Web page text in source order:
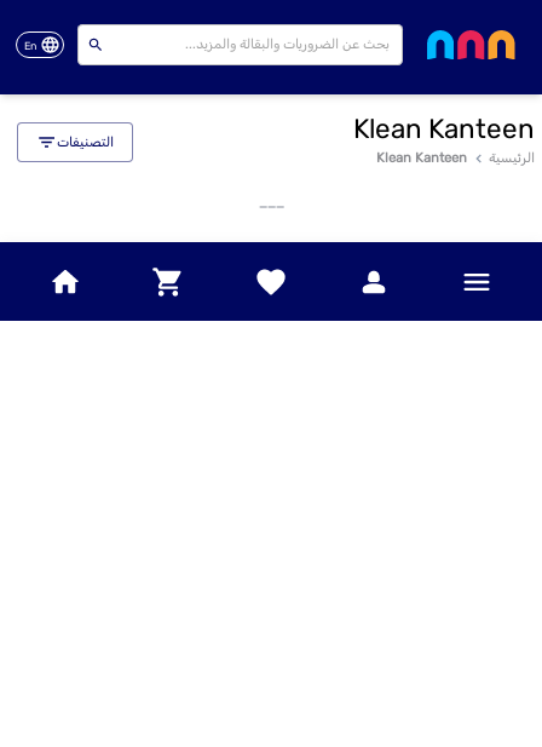
En
Klean Kanteen
الرئيسية Klean Kanteen
التصنيفات